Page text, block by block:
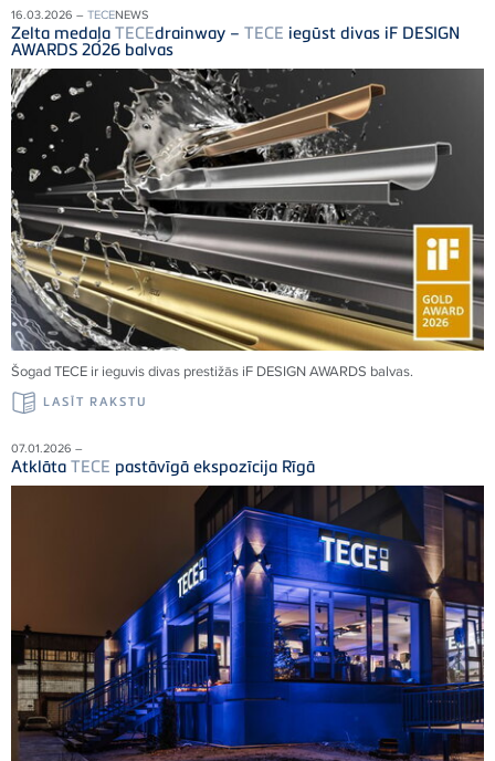
16.03.2026 – TECENEWS
Zelta medaļa TECEdrainway – TECE iegūst divas iF DESIGN
AWARDS 2026 balvas
Šogad TECE ir ieguvis divas prestižās iF DESIGN AWARDS balvas.
LASĪT RAKSTU
07.01.2026 –
Atklāta TECE pastāvīgā ekspozīcija Rīgā